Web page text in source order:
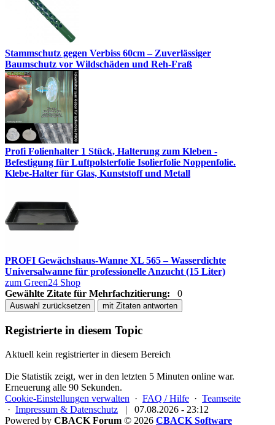
Stammschutz gegen Verbiss 60cm – Zuverlässiger
Baumschutz vor Wildschäden und Reh-Fraß
Profi Folienhalter 1 Stück, Halterung zum Kleben -
Befestigung für Luftpolsterfolie Isolierfolie Noppenfolie.
Klebe-Halter für Glas, Kunststoff und Metall
PROFI Gewächshaus-Wanne XL 565 – Wasserdichte
Universalwanne für professionelle Anzucht (15 Liter)
zum Green24 Shop
Gewählte Zitate für Mehrfachzitierung:
0
Auswahl zurücksetzen mit Zitaten antworten
Registrierte in diesem Topic
Aktuell kein registrierter in diesem Bereich
Die Statistik zeigt, wer in den letzten 5 Minuten online war.
Erneuerung alle 90 Sekunden.
Cookie-Einstellungen verwalten · FAQ / Hilfe · Teamseite
· Impressum & Datenschutz |
07.08.2026 - 23:12
Powered by CBACK Forum © 2026 CBACK Software